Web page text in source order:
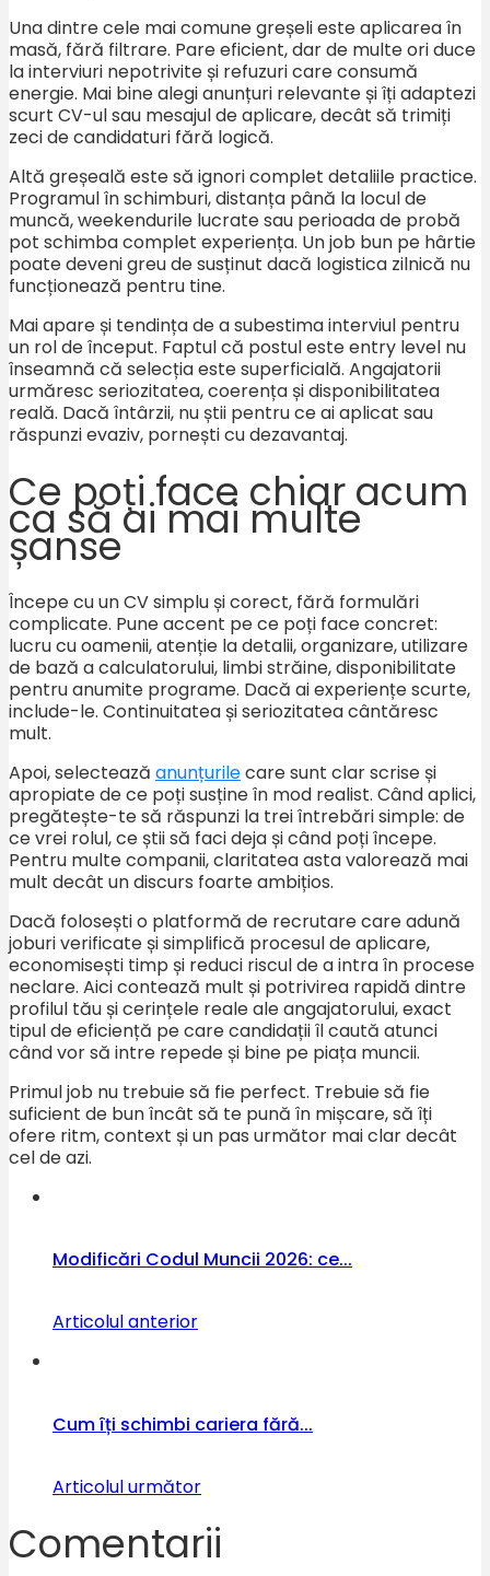
Una dintre cele mai comune greșeli este aplicarea în
masă, fără filtrare. Pare eficient, dar de multe ori duce
la interviuri nepotrivite și refuzuri care consumă
energie. Mai bine alegi anunțuri relevante și îți adaptezi
scurt CV-ul sau mesajul de aplicare, decât să trimiți
zeci de candidaturi fără logică.
Altă greșeală este să ignori complet detaliile practice.
Programul în schimburi, distanța până la locul de
muncă, weekendurile lucrate sau perioada de probă
pot schimba complet experiența. Un job bun pe hârtie
poate deveni greu de susținut dacă logistica zilnică nu
funcționează pentru tine.
Mai apare și tendința de a subestima interviul pentru
un rol de început. Faptul că postul este entry level nu
înseamnă că selecția este superficială. Angajatorii
urmăresc seriozitatea, coerența și disponibilitatea
reală. Dacă întârzii, nu știi pentru ce ai aplicat sau
răspunzi evaziv, pornești cu dezavantaj.
Ce poți face chiar acum
ca să ai mai multe
șanse
Începe cu un CV simplu și corect, fără formulări
complicate. Pune accent pe ce poți face concret:
lucru cu oamenii, atenție la detalii, organizare, utilizare
de bază a calculatorului, limbi străine, disponibilitate
pentru anumite programe. Dacă ai experiențe scurte,
include-le. Continuitatea și seriozitatea cântăresc
mult.
Apoi, selectează anunțurilecare sunt clar scrise și
apropiate de ce poți susține în mod realist. Când aplici,
pregătește-te să răspunzi la trei întrebări simple: de
ce vrei rolul, ce știi să faci deja și când poți începe.
Pentru multe companii, claritatea asta valorează mai
mult decât un discurs foarte ambițios.
Dacă folosești o platformă de recrutare care adună
joburi verificate și simplifică procesul de aplicare,
economisești timp și reduci riscul de a intra în procese
neclare. Aici contează mult și potrivirea rapidă dintre
profilul tău și cerințele reale ale angajatorului, exact
tipul de eficiență pe care candidații îl caută atunci
când vor să intre repede și bine pe piața muncii.
Primul job nu trebuie să fie perfect. Trebuie să fie
suficient de bun încât să te pună în mișcare, să îți
ofere ritm, context și un pas următor mai clar decât
cel de azi.
Modificări Codul Muncii 2026: ce...
Articolul anterior
Cum îți schimbi cariera fără...
Articolul următor
Comentarii